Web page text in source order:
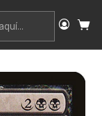
Magic 2012
| M12